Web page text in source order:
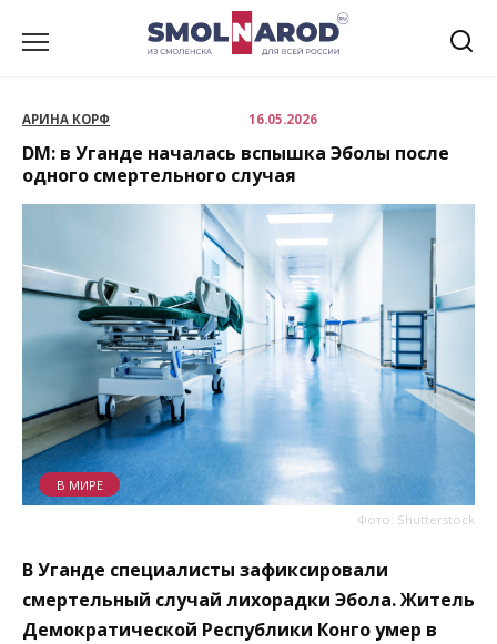
АРИНА КОРФ 16.05.2026
DM: в Уганде началась вспышка Эболы после
одного смертельного случая
Фото: Shutterstock
В МИРЕ
В Уганде специалисты зафиксировали
смертельный случай лихорадки Эбола. Житель
Демократической Республики Конго умер в